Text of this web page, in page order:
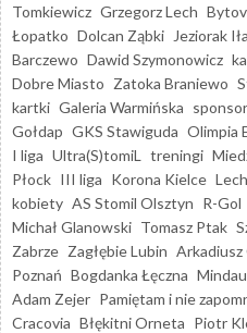
Tomkiewicz Grzegorz Lech
Łopatko Dolcan Ząbki Jeziorak
Barczewo Dawid Szymonowicz
Dobre Miasto Zatoka Braniewo
kartki Galeria Warmińska sponsor
Gołdap GKS Stawiguda Olimpia
I liga Ultra(S)tomiL treningi
Płock III liga Korona Kielce
kobiety AS Stomil Olsztyn R-Gol
Michał Glanowski Tomasz Ptak
Zabrze Zagłębie Lubin Arkadiusz
Poznań Bogdanka Łęczna
Adam Zejer Pamiętam i nie
Cracovia Błękitni Orneta Piotr